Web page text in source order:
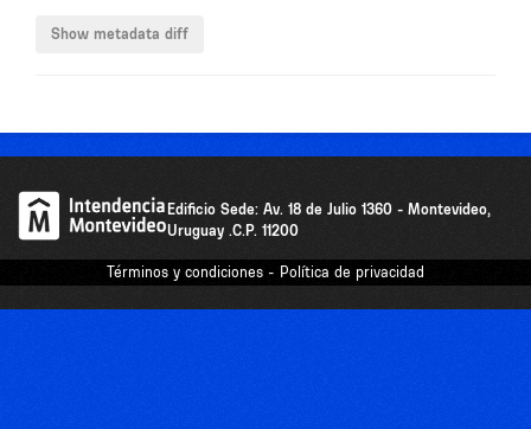
Edificio Sede: Av. 18 de Julio 1360 - Montevideo,
Uruguay .C.P. 11200
Términos y condiciones - Política de privacidad